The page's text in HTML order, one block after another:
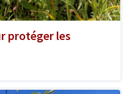
protéger les